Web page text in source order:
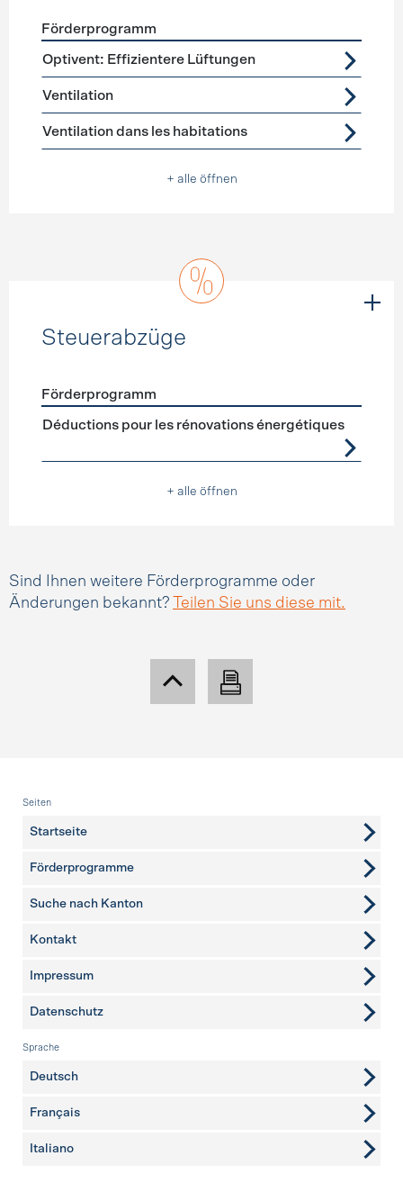
Förderprogramme Lüftung
Förderprogramm
Optivent: Effizientere Lüftungen
Ventilation
Ventilation dans les habitations
+ alle öffnen
Steuerabzüge
Förderprogramme Steuerabzüge
Förderprogramm
Déductions pour les rénovations énergétiques
+ alle öffnen
Sind Ihnen weitere Förderprogramme oder
Änderungen bekannt?
Teilen Sie uns diese mit.
Fusszeile
Seiten
Startseite
Förderprogramme
Suche nach Kanton
weitere Seiten
Kontakt
Impressum
Datenschutz
Sprache
Deutsch
Français
Italiano